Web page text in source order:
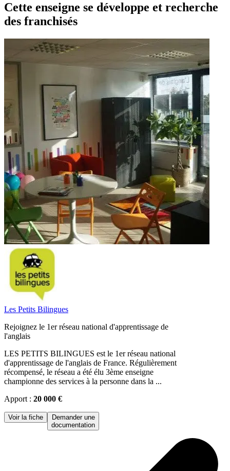
Cette enseigne se développe et recherche
des franchisés
Les Petits Bilingues
Rejoignez le 1er réseau national d'apprentissage de
l'anglais
LES PETITS BILINGUES est le 1er réseau national
d'apprentissage de l'anglais de France. Régulièrement
récompensé, le réseau a été élu 3ème enseigne
championne des services à la personne dans la ...
Apport : 20 000 €
Voir la fiche
Demander une
documentation